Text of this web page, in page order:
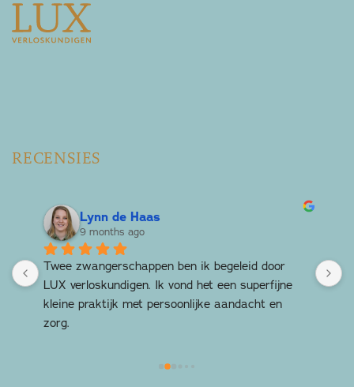
RECENSIES
Lynn de Haas
9 months ago
Twee zwangerschappen ben ik begeleid door
LUX verloskundigen. Ik vond het een superfijne
kleine praktijk met persoonlijke aandacht en
zorg.